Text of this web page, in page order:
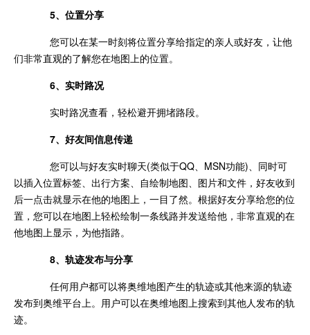
5、位置分享
您可以在某一时刻将位置分享给指定的亲人或好友，让他
们非常直观的了解您在地图上的位置。
6、实时路况
实时路况查看，轻松避开拥堵路段。
7、好友间信息传递
您可以与好友实时聊天(类似于QQ、MSN功能)、同时可
以插入位置标签、出行方案、自绘制地图、图片和文件，好友收到
后一点击就显示在他的地图上，一目了然。根据好友分享给您的位
置，您可以在地图上轻松绘制一条线路并发送给他，非常直观的在
他地图上显示，为他指路。
8、轨迹发布与分享
任何用户都可以将奥维地图产生的轨迹或其他来源的轨迹
发布到奥维平台上。用户可以在奥维地图上搜索到其他人发布的轨
迹。